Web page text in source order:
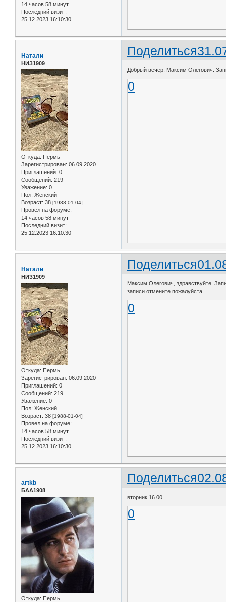
14 часов 58 минут
Последний визит:
25.12.2023 16:10:30
Поделиться
Натали
НИЗ1909
Откуда: Пермь
Зарегистрирован: 06.09.2020
Приглашений: 0
Сообщений: 219
Уважение: 0
Пол: Женский
Возраст: 38 [1988-01-04]
Провел на форуме:
14 часов 58 минут
Последний визит:
25.12.2023 16:10:30
Добрый вечер, Максим Олегович.
0
Поделиться
Натали
НИЗ1909
Откуда: Пермь
Зарегистрирован: 06.09.2020
Приглашений: 0
Сообщений: 219
Уважение: 0
Пол: Женский
Возраст: 38 [1988-01-04]
Провел на форуме:
14 часов 58 минут
Последний визит:
25.12.2023 16:10:30
Максим Олегович, здравствуйте.
записи отмените пожалуйста.
0
Поделиться
artkb
БАА1908
Откуда: Пермь
вторник 16 00
0